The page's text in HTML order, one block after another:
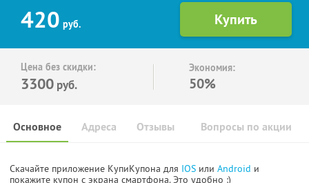
420 руб.
Цена без скидки:
3300 руб.
Экономия:
50%
Основное Отзывы Вопросы по акции
Адреса
Скачайте приложение КупиКупона для IOS или Android и
покажите купон с экрана смартфона. Это удобно :)